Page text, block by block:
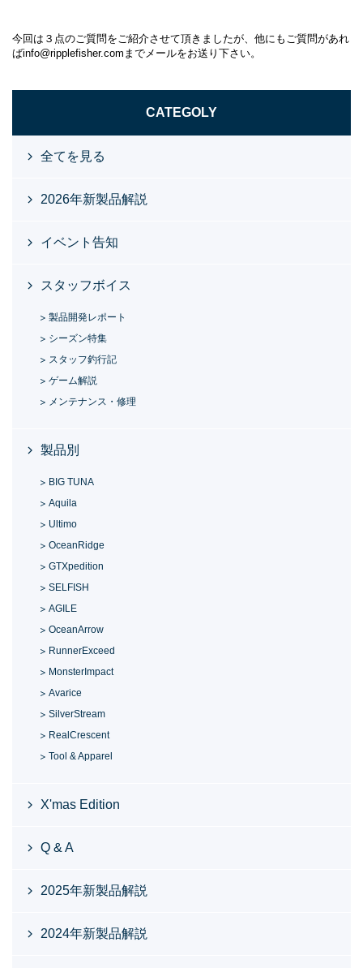
今回は３点のご質問をご紹介させて頂きましたが、他にもご質問があれ
ばinfo@ripplefisher.comまでメールをお送り下さい。
CATEGOLY
全てを見る
2026年新製品解説
イベント告知
スタッフボイス
製品開発レポート
シーズン特集
スタッフ釣行記
ゲーム解説
メンテナンス・修理
製品別
BIG TUNA
Aquila
Ultimo
OceanRidge
GTXpedition
SELFISH
AGILE
OceanArrow
RunnerExceed
MonsterImpact
Avarice
SilverStream
RealCrescent
Tool & Apparel
X'mas Edition
Q & A
2025年新製品解説
2024年新製品解説